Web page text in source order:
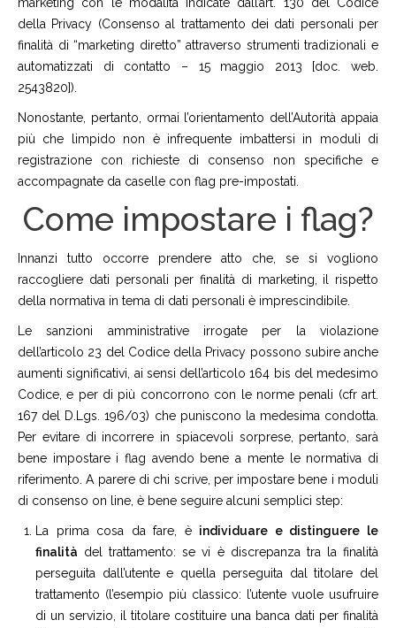
della Privacy (Consenso al trattamento dei dati personali per
finalità di “marketing diretto” attraverso strumenti tradizionali e
automatizzati di contatto – 15 maggio 2013 [doc. web.
2543820]).
Nonostante, pertanto, ormai l’orientamento dell’Autorità appaia
più che limpido non è infrequente imbattersi in moduli di
registrazione con richieste di consenso non specifiche e
accompagnate da caselle con flag pre-impostati.
Come impostare i flag?
Innanzi tutto occorre prendere atto che, se si vogliono
raccogliere dati personali per finalità di marketing, il rispetto
della normativa in tema di dati personali è imprescindibile.
Le sanzioni amministrative irrogate per la violazione
dell’articolo 23 del Codice della Privacy possono subire anche
aumenti significativi, ai sensi dell’articolo 164 bis del medesimo
Codice, e per di più concorrono con le norme penali (cfr art.
167 del D.Lgs. 196/03) che puniscono la medesima condotta.
Per evitare di incorrere in spiacevoli sorprese, pertanto, sarà
bene impostare i flag avendo bene a mente le normativa di
riferimento. A parere di chi scrive, per impostare bene i moduli
di consenso on line, è bene seguire alcuni semplici step:
La prima cosa da fare, è individuare e distinguere le
finalità del trattamento: se vi è discrepanza tra la finalità
perseguita dall’utente e quella perseguita dal titolare del
trattamento (l’esempio più classico: l’utente vuole usufruire
di un servizio, il titolare costituire una banca dati per finalità